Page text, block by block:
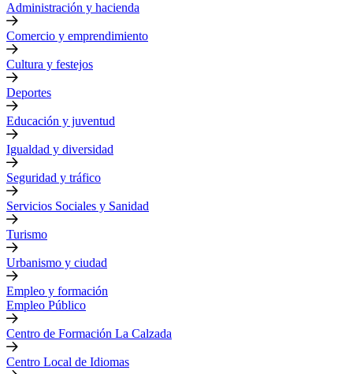
Administración y hacienda
Comercio y emprendimiento
Cultura y festejos
Deportes
Educación y juventud
Igualdad y diversidad
Seguridad y tráfico
Servicios Sociales y Sanidad
Turismo
Urbanismo y ciudad
Empleo y formación
Empleo Público
Centro de Formación La Calzada
Centro Local de Idiomas